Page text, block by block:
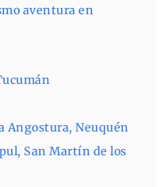
aventura en
Angostura, Neuquén
San Martín de los